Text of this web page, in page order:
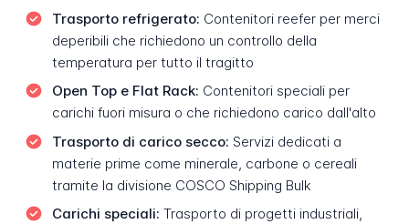
Trasporto refrigerato: Contenitori reefer per merci
deperibili che richiedono un controllo della
temperatura per tutto il tragitto
Open Top e Flat Rack: Contenitori speciali per
carichi fuori misura o che richiedono carico dall'alto
Trasporto di carico secco: Servizi dedicati a
materie prime come minerale, carbone o cereali
tramite la divisione COSCO Shipping Bulk
Carichi speciali: Trasporto di progetti industriali,